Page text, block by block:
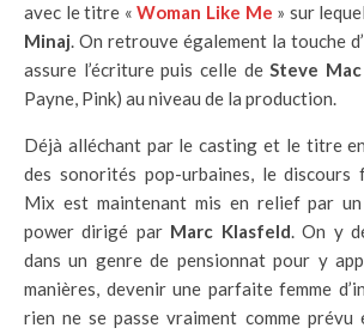
avec le titre « Woman Like Me » sur
Minaj. On retrouve également la touche d’
assure l’écriture puis celle deSteve Mac
Payne, Pink) au niveau de la production.
Déjà alléchant par le casting et le titre
des sonorités pop-urbaines, le
Mix est maintenant mis en relief par
power dirigé par Marc Klasfeld. On y
dans un genre de pensionnat pour y
manières, devenir une parfaite femme
rien ne se passe vraiment comme